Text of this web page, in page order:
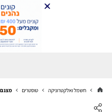
חשמל ואלקטרוניקה טוסטרים מצנם 4 פרוסות בעיצוב רטרו Smeg סמג TSF02 קרם